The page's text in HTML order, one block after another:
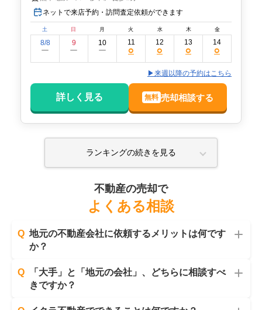
ネットで来店予約・訪問査定依頼ができます
土 日 月 火 水 木 金
8/8
ー
9
ー
10
ー
11
○
12
○
13
○
14
○
▶来週以降の予約はこちら
詳しく見る 無料 売却相談する
ランキングの続きを見る
不動産の売却で
よくある相談
Q 地元の不動産会社に依頼するメリットは何です
か？
Q
「大手」と「地元の会社」、どちらに相談すべ
きですか？